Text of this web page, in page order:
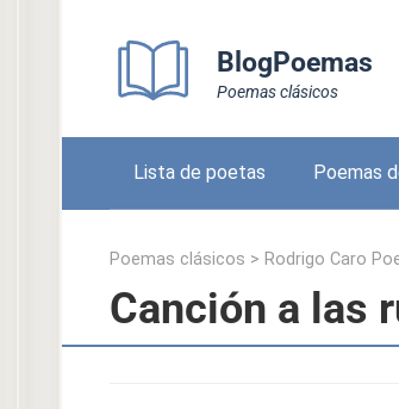
BlogPoemas
Poemas clásicos
Lista de poetas Poemas
Poemas clásicos > Rodrigo Caro
Canción a las